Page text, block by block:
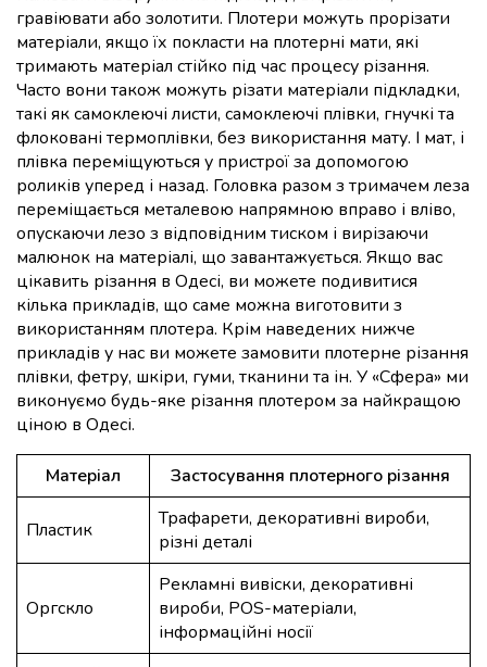
гравіювати або золотити. Плотери можуть прорізати
матеріали, якщо їх покласти на плотерні мати, які
тримають матеріал стійко під час процесу різання.
Часто вони також можуть різати матеріали підкладки,
такі як самоклеючі листи, самоклеючі плівки, гнучкі та
флоковані термоплівки, без використання мату. І мат, і
плівка переміщуються у пристрої за допомогою
роликів уперед і назад. Головка разом з тримачем леза
переміщається металевою напрямною вправо і вліво,
опускаючи лезо з відповідним тиском і вирізаючи
малюнок на матеріалі, що завантажується. Якщо вас
цікавить різання в Одесі, ви можете подивитися
кілька прикладів, що саме можна виготовити з
використанням плотера. Крім наведених нижче
прикладів у нас ви можете замовити плотерне різання
плівки, фетру, шкіри, гуми, тканини та ін. У «Сфера» ми
виконуємо будь-яке різання плотером за найкращою
ціною в Одесі.
Матеріал Застосування плотерного різання
Пластик
Трафарети, декоративні вироби,
різні деталі
Оргскло
Рекламні вивіски, декоративні
вироби, POS-матеріали,
інформаційні носії